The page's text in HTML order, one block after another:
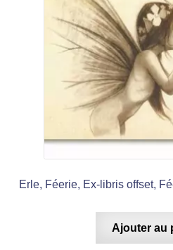
Erle, Féerie, Ex-libris offset,
Ajouter au